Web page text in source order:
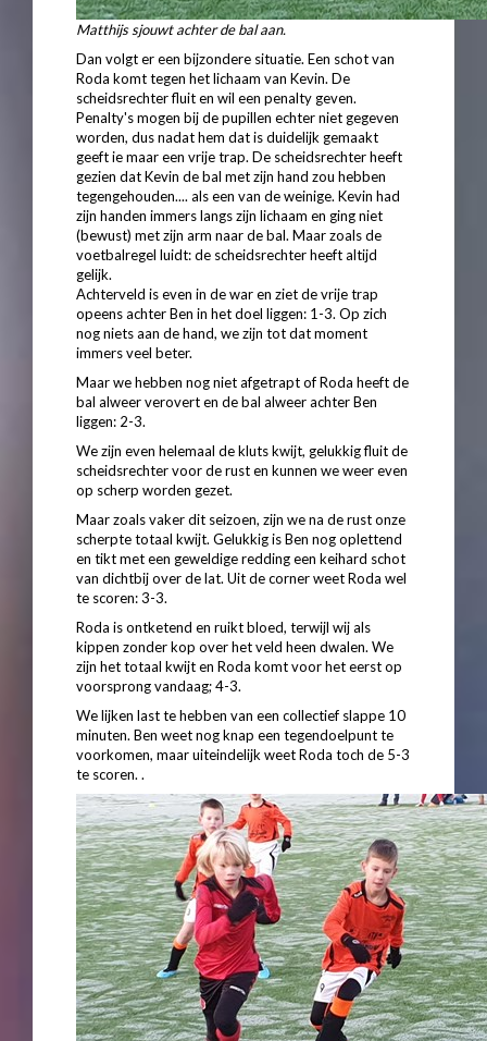
Matthijs sjouwt achter de bal aan.
Dan volgt er een bijzondere situatie. Een schot van
Roda komt tegen het lichaam van Kevin. De
scheidsrechter fluit en wil een penalty geven.
Penalty's mogen bij de pupillen echter niet gegeven
worden, dus nadat hem dat is duidelijk gemaakt
geeft ie maar een vrije trap. De scheidsrechter heeft
gezien dat Kevin de bal met zijn hand zou hebben
tegengehouden.... als een van de weinige. Kevin had
zijn handen immers langs zijn lichaam en ging niet
(bewust) met zijn arm naar de bal. Maar zoals de
voetbalregel luidt: de scheidsrechter heeft altijd
gelijk.
Achterveld is even in de war en ziet de vrije trap
opeens achter Ben in het doel liggen: 1-3. Op zich
nog niets aan de hand, we zijn tot dat moment
immers veel beter.
Maar we hebben nog niet afgetrapt of Roda heeft de
bal alweer verovert en de bal alweer achter Ben
liggen: 2-3.
We zijn even helemaal de kluts kwijt, gelukkig fluit de
scheidsrechter voor de rust en kunnen we weer even
op scherp worden gezet.
Maar zoals vaker dit seizoen, zijn we na de rust onze
scherpte totaal kwijt. Gelukkig is Ben nog oplettend
en tikt met een geweldige redding een keihard schot
van dichtbij over de lat. Uit de corner weet Roda wel
te scoren: 3-3.
Roda is ontketend en ruikt bloed, terwijl wij als
kippen zonder kop over het veld heen dwalen. We
zijn het totaal kwijt en Roda komt voor het eerst op
voorsprong vandaag; 4-3.
We lijken last te hebben van een collectief slappe 10
minuten. Ben weet nog knap een tegendoelpunt te
voorkomen, maar uiteindelijk weet Roda toch de 5-3
te scoren. .